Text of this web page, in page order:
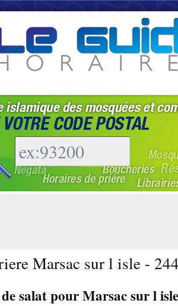
Marsac sur l isle -
salat pour Marsac sur l